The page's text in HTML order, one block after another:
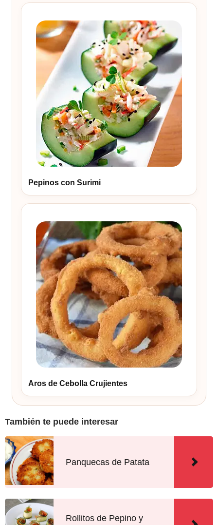
Pepinos con Surimi
Aros de Cebolla Crujientes
También te puede interesar
Panquecas de Patata
Rollitos de Pepino y